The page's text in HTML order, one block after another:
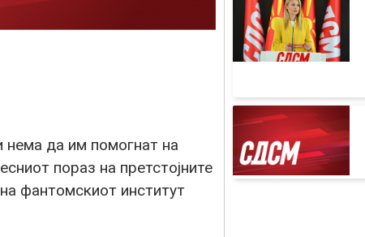
нема да им помогнат на
пораз на претстојните
фантомскиот институт